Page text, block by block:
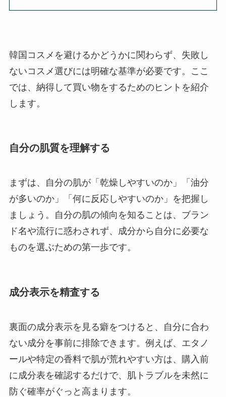
韓国コスメを避けるかどうかに関わらず、失敗し
ないコスメ選びには明確な基準が必要です。ここ
では、納得して買い物をするためのヒントを紹介
します。
自分の肌質を理解する
まずは、自分の肌が「乾燥しやすいのか」「油分
が多いのか」「何に反応しやすいのか」を把握し
ましょう。自分の肌の傾向を知ることは、ブラン
ド名や流行に惑わされず、成分から自分に必要な
ものを選ぶための第一歩です。
成分表示を精査する
裏面の成分表示を見る癖をつけると、自分に合わ
ない成分を事前に排除できます。例えば、エタノ
ールや特定の香料で肌が荒れやすい方は、購入前
に成分表を確認するだけで、肌トラブルを未然に
防ぐ確率がぐっと高まります。